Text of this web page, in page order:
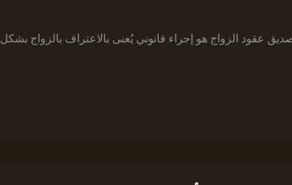
عقود الزواج هو إجراء قانوني يُعنى بالاعتراف بالزواج بشكل